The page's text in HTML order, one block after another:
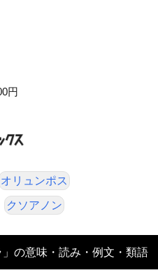
円
オリュンポス
クソアノン
」の意味・読み・例文・類語